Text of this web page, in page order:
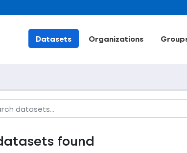
Datasets Organizations
found